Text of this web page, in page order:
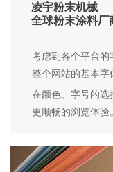
凌宇粉末机械
全球粉末涂料厂
考虑到各个平台的
整个网站的基本字
在颜色、字号的选
更顺畅的浏览体验。